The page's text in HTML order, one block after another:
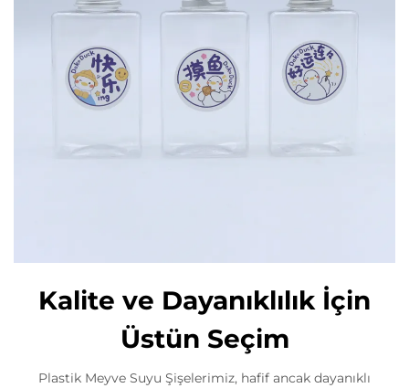
Kalite ve Dayanıklılık İçin
Üstün Seçim
Plastik Meyve Suyu Şişelerimiz, hafif ancak dayanıklı